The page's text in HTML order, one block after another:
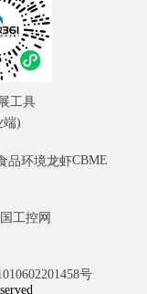
品环境龙虾CBME
工控网
号
工具
端)